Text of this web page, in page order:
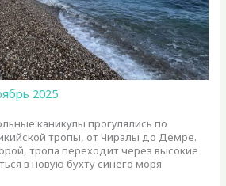
2025
каникулы прогулялись по
тропы, от Чиралы до Демре.
тропа переходит через высокие
в новую бухту синего моря